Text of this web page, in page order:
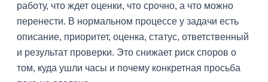
работу, что ждет оценки, что срочно, а что можно
перенести. В нормальном процессе у задачи есть
описание, приоритет, оценка, статус, ответственный
и результат проверки. Это снижает риск споров о
том, куда ушли часы и почему конкретная просьба